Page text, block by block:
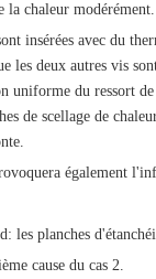
la chaleur modérément.
insérées avec du
deux autres vis
du ressort
de scellage de
également
planches
cause du cas 2.